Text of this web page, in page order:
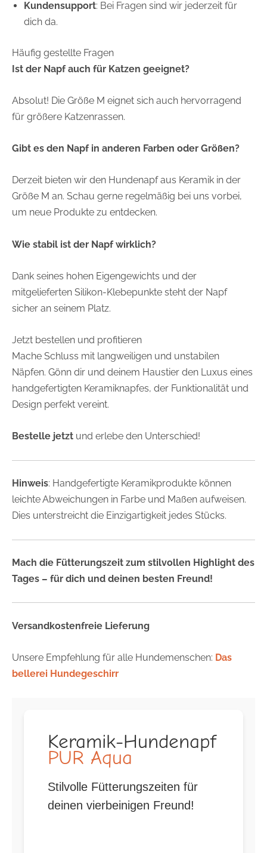
Kundensupport: Bei Fragen sind wir jederzeit für
dich da.
Häufig gestellte Fragen
Ist der Napf auch für Katzen geeignet?
Absolut! Die Größe M eignet sich auch hervorragend
für größere Katzenrassen.
Gibt es den Napf in anderen Farben oder Größen?
Derzeit bieten wir den Hundenapf aus Keramik in der
Größe M an. Schau gerne regelmäßig bei uns vorbei,
um neue Produkte zu entdecken.
Wie stabil ist der Napf wirklich?
Dank seines hohen Eigengewichts und der
mitgelieferten Silikon-Klebepunkte steht der Napf
sicher an seinem Platz.
Jetzt bestellen und profitieren
Mache Schluss mit langweiligen und unstabilen
Näpfen. Gönn dir und deinem Haustier den Luxus eines
handgefertigten Keramiknapfes, der Funktionalität und
Design perfekt vereint.
Bestelle jetzt und erlebe den Unterschied!
Hinweis: Handgefertigte Keramikprodukte können
leichte Abweichungen in Farbe und Maßen aufweisen.
Dies unterstreicht die Einzigartigkeit jedes Stücks.
Mach die Fütterungszeit zum stilvollen Highlight des
Tages – für dich und deinen besten Freund!
Versandkostenfreie Lieferung
Unsere Empfehlung für alle Hundemenschen: Das
bellerei Hundegeschirr
Keramik-Hundenapf
PUR Aqua
Stilvolle Fütterungszeiten für
deinen vierbeinigen Freund!